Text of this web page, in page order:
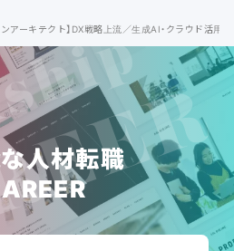
ンアーキテクト】DX戦略上流／生成AI・クラウド活用
人材転職